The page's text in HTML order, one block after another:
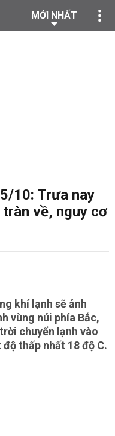
MỚI NHẤT
10: Trưa nay
về, nguy cơ
khí lạnh sẽ ảnh
vùng núi phía Bắc,
chuyển lạnh vào
thấp nhất 18 độ C.